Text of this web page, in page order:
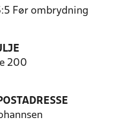
Før ombrydning
200